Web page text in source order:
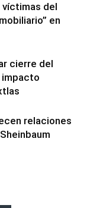
víctimas del
en
cierre del
impacto
relaciones